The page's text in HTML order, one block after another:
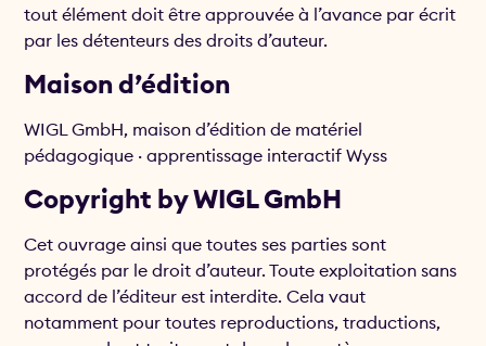
tout élément doit être approuvée à l’avance par écrit
par les détenteurs des droits d’auteur.
Maison d’édition
WIGL GmbH, maison d’édition de matériel
pédagogique · apprentissage interactif Wyss
Copyright by WIGL GmbH
Cet ouvrage ainsi que toutes ses parties sont
protégés par le droit d’auteur. Toute exploitation sans
accord de l’éditeur est interdite. Cela vaut
notamment pour toutes reproductions, traductions,